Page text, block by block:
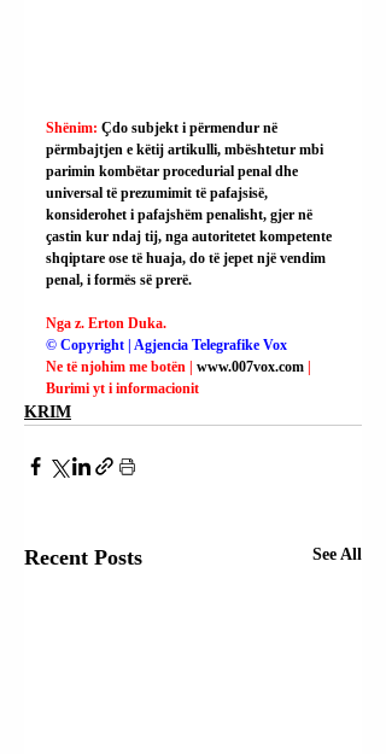
Shënim: Çdo subjekt i përmendur në
përmbajtjen e këtij artikulli, mbështetur mbi
parimin kombëtar procedurial penal dhe
universal të prezumimit të pafajsisë,
konsiderohet i pafajshëm penalisht, gjer në
çastin kur ndaj tij, nga autoritetet kompetente
shqiptare ose të huaja, do të jepet një vendim
penal, i formës së prerë.
Nga z. Erton Duka.
© Copyright | Agjencia Telegrafike Vox
Ne të njohim me botën | www.007vox.com
Burimi yt i informacionit
KRIM
Recent Posts See All